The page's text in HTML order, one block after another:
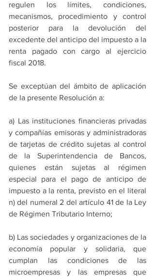
regulen los límites, condiciones,
mecanismos, procedimiento y control
posterior para la devolución del
excedente del anticipo del impuesto a la
renta pagado con cargo al ejercicio
fiscal 2018.
Se exceptúan del ámbito de aplicación
de la presente Resolución a:
a) Las instituciones financieras privadas
y compañías emisoras y administradoras
de tarjetas de crédito sujetas al control
de la Superintendencia de Bancos,
quienes están sujetas al régimen
especial para el pago de anticipo de
impuesto a la renta, previsto en el literal
n) del numeral 2 del artículo 41 de la Ley
de Régimen Tributario Interno;
b) Las sociedades y organizaciones de la
economía popular y solidaria, que
cumplan las condiciones de las
microempresas y las empresas que